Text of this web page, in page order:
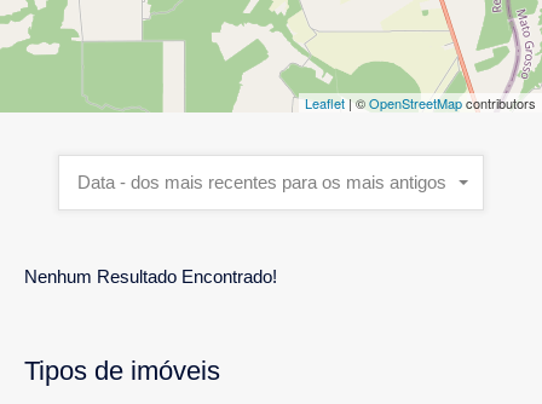
Leaflet | ©OpenStreetMapcontributors
Data - dos mais recentes para os mais antigos
Nenhum Resultado Encontrado!
Tipos de imóveis